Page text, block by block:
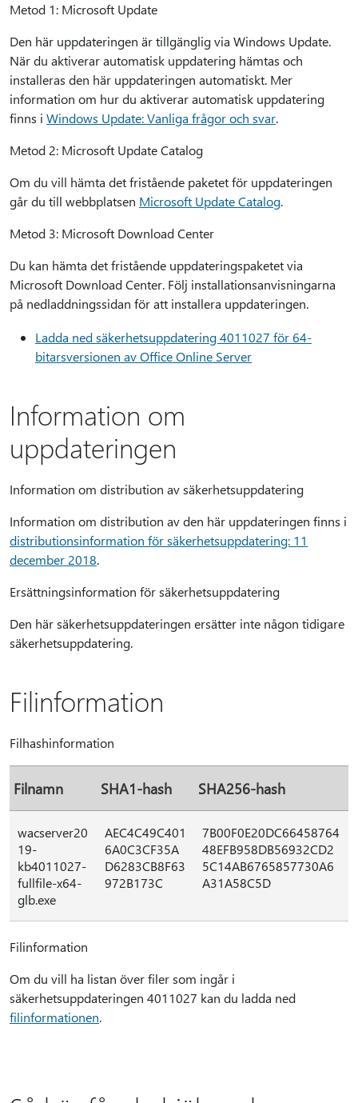
Metod 1: Microsoft Update
Den här uppdateringen är tillgänglig via Windows Update.
När du aktiverar automatisk uppdatering hämtas och
installeras den här uppdateringen automatiskt. Mer
information om hur du aktiverar automatisk uppdatering
finns i Windows Update: Vanliga frågor och svar.
Metod 2: Microsoft Update Catalog
Om du vill hämta det fristående paketet för uppdateringen
går du till webbplatsen Microsoft Update Catalog.
Metod 3: Microsoft Download Center
Du kan hämta det fristående uppdateringspaketet via
Microsoft Download Center. Följ installationsanvisningarna
på nedladdningssidan för att installera uppdateringen.
Ladda ned säkerhetsuppdatering 4011027 för 64-
bitarsversionen av Office Online Server
Information om
uppdateringen
Information om distribution av säkerhetsuppdatering
Information om distribution av den här uppdateringen finns i
distributionsinformation för säkerhetsuppdatering: 11
december 2018.
Ersättningsinformation för säkerhetsuppdatering
Den här säkerhetsuppdateringen ersätter inte någon tidigare
säkerhetsuppdatering.
Filinformation
Filhashinformation
Filnamn SHA1-hash SHA256-hash
wacserver20
19-
kb4011027-
fullfile-x64-
glb.exe
AEC4C49C401
6A0C3CF35A
D6283CB8F63
972B173C
7B00F0E20DC66458764
48EFB958DB56932CD2
5C14AB6765857730A6
A31A58C5D
Filinformation
Om du vill ha listan över filer som ingår i
säkerhetsuppdateringen 4011027 kan du ladda ned
filinformationen.